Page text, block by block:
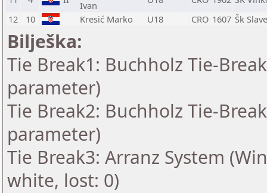
Ivan
12
10 Kresić Marko U18 CRO 1607 Šk
Bilješka:
Tie Break1: Buchholz Tie-
parameter)
Tie Break2: Buchholz Tie-
parameter)
Tie Break3: Arranz System
white, lost: 0)